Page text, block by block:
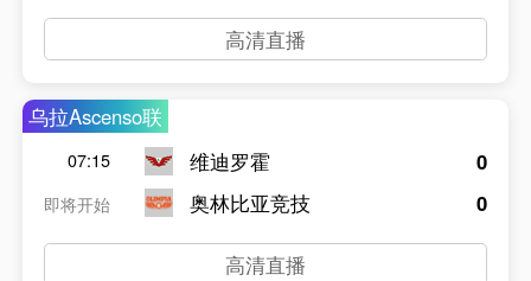
高清直播
乌拉Ascenso联
07:15
即将开始
维迪罗霍
奥林比亚竞技
0
0
高清直播